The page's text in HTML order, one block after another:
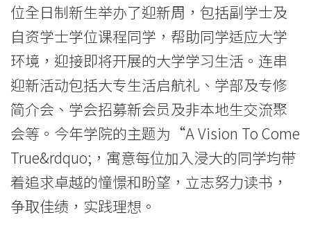
学
院
消
息
国
际
位全日制新生举办了迎新周，包括副学士及
自资学士学位课程同学，帮助同学适应大学
环境，迎接即将开展的大学学习生活。连串
迎新活动包括大专生活启航礼、学部及专修
简介会、学会招募新会员及非本地生交流聚
会等。今年学院的主题为“A Vision To Come
True&rdq​​uo;，寓意每位加入浸大的同学均带
着追求卓越的憧憬和盼望，立志努力读书，
争取佳绩，实践理想。